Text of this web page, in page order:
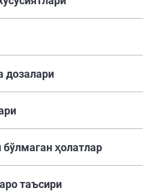
дозалари
ҳолатлар
таъсири